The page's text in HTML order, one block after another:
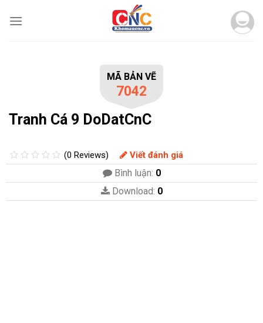
MÃ BẢN VẼ
7042
Tranh Cá 9 DoDatCnC
(0 Reviews) Viết đánh giá
Bình luận: 0
Download: 0